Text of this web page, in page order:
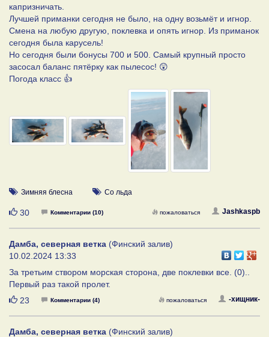
капризничать.
Лучшей приманки сегодня не было, на одну возьмёт и игнор.
Смена на любую другую, поклевка и опять игнор. Из приманок
сегодня была карусель!
Но сегодня были бонусы 700 и 500. Самый крупный просто
засосал баланс пятёрку как пылесос! 😲
Погода класс 👍
Зимняя блесна Со льда
Нравится
30 Комментарии (10) Jashkaspb
пожаловаться
Дамба, северная ветка (Финский залив)
10.02.2024 13:33
За третьим створом морская сторона, две поклевки все. (0)..
Первый раз такой пролет.
Нравится
23 Комментарии (4) -хищник-
пожаловаться
Дамба, северная ветка (Финский залив)